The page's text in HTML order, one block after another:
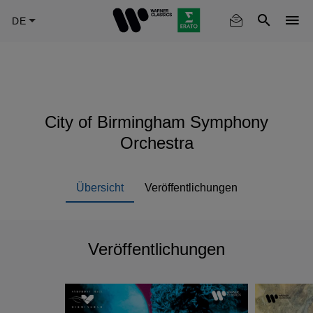
City of Birmingham Symphony
Orchestra
Übersicht Veröffentlichungen
Veröffentlichungen